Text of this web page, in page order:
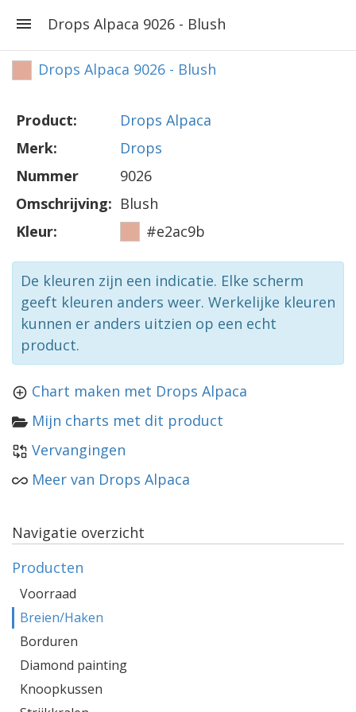
Drops Alpaca 9026 - Blush
Drops Alpaca 9026 - Blush
Product:
Drops Alpaca
Merk:
Drops
Nummer
9026
Omschrijving: Blush
Kleur:
#e2ac9b
De kleuren zijn een indicatie. Elke scherm
geeft kleuren anders weer. Werkelijke kleuren
kunnen er anders uitzien op een echt
product.
Chart maken met Drops Alpaca
Mijn charts met dit product
Vervangingen
Meer van Drops Alpaca
Navigatie overzicht
Producten
Voorraad
Breien/Haken
Borduren
Diamond painting
Knoopkussen